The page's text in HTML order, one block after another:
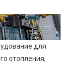
для
отопления,